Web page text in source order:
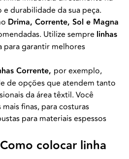
durabilidade da sua peça.
Drima, Corrente, Sol e Magna
Utilize sempre linhas
para garantir melhores
Corrente, por exemplo,
de opções que atendem tanto
da área têxtil. Você
finas, para costuras
para materiais espessos
colocar linha